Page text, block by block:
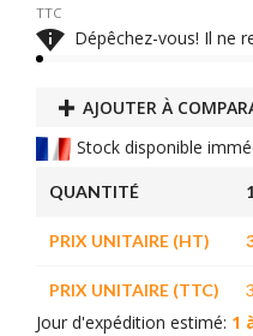
TTC
 Dépêchez-vous! Il ne
AJOUTER À
Stock disponible
QUANTITÉ
PRIX UNITAIRE (HT)
PRIX UNITAIRE (TTC)
Jour d'expédition estimé: 1